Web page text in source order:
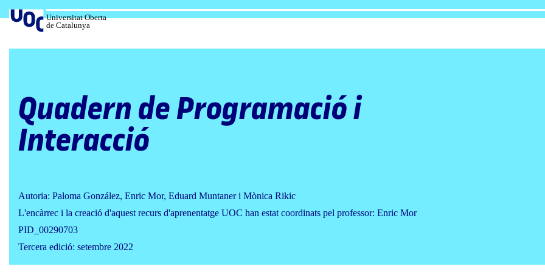
al
contingut
Universitat Oberta
de Catalunya
Quadern de Programació i
Interacció
Autoria: Paloma González, Enric Mor, Eduard Muntaner i Mònica Rikic
L'encàrrec i la creació d'aquest recurs d'aprenentatge UOC han estat coordinats pel professor: Enric Mor
PID_00290703
Tercera edició: setembre 2022